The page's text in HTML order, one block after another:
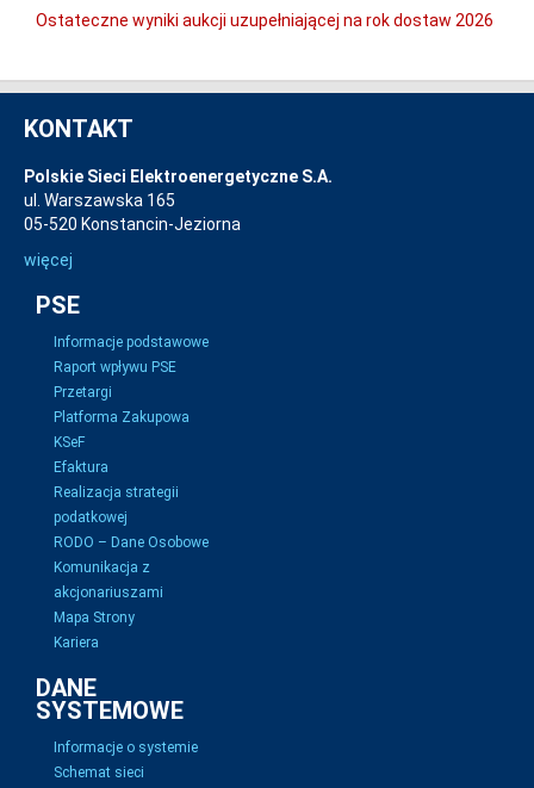
Ostateczne wyniki aukcji uzupełniającej na rok dostaw 2026
KONTAKT
Polskie Sieci Elektroenergetyczne S.A.
ul. Warszawska 165
05-520 Konstancin-Jeziorna
więcej
PSE
Informacje podstawowe
Raport wpływu PSE
Przetargi
Platforma Zakupowa
KSeF
Efaktura
Realizacja strategii
podatkowej
RODO – Dane Osobowe
Komunikacja z
akcjonariuszami
Mapa Strony
Kariera
DANE
SYSTEMOWE
Informacje o systemie
Schemat sieci